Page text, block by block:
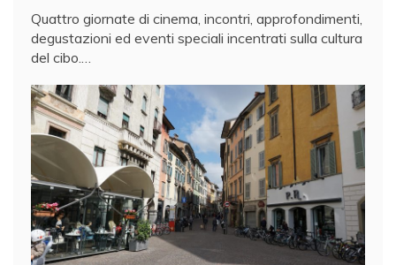
Quattro giornate di cinema, incontri, approfondimenti,
degustazioni ed eventi speciali incentrati sulla cultura
del cibo.…